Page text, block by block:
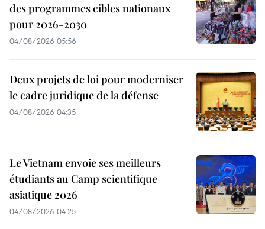
des programmes cibles nationaux
pour 2026-2030
04/08/2026 05:56
Deux projets de loi pour moderniser
le cadre juridique de la défense
04/08/2026 04:35
Le Vietnam envoie ses meilleurs
étudiants au Camp scientifique
asiatique 2026
04/08/2026 04:25